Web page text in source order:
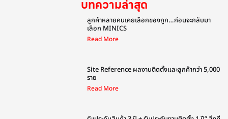
บทความล่าสุด
ลูกค้าหลายคนเคยเลือกของถูก…ก่อนจะกลับมา
เลือก MINICS
Read More
Site Reference ผลงานติดตั้งและลูกค้ากว่า 5,000
ราย
Read More